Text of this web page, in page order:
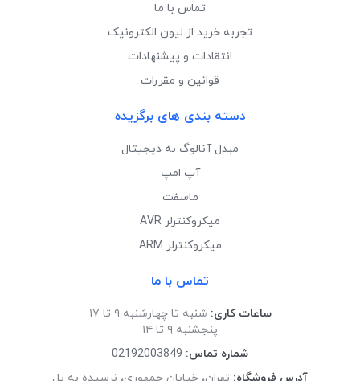
تماس با ما
تجربه خرید از لیون الکترونیک
انتقادات و پیشنهادات
قوانین و مقررات
دسته بندی های برگزیده
مبدل آنالوگ به دیجیتال
آپ امپ
ماسفت
میکروکنترلر AVR
میکروکنترلر ARM
تماس با ما
ساعات کاری: شنبه تا چهارشنبه ۹ تا ۱۷
پنجشنبه ۹ تا ۱۴
شماره تماس: 02192003849